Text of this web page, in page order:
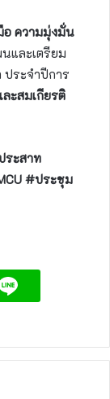
อ ความมุ่งมั่น
และเตรียม
ระจำปีการ
ะสมเกียรติ
ะสาท
#ประชุม